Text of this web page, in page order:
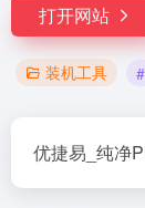
打开网站
装机工具
优捷易_纯净